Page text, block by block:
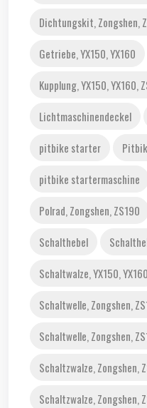
Dichtungskit, Zongshen,
Getriebe, YX150, YX160
Kupplung, YX150, YX160,
Lichtmaschinendeckel
pitbike starter
pitbike startermaschine
Polrad, Zongshen, ZS190
Schalthebel
Schaltwalze, YX150, YX160
Schaltwelle, Zongshen,
Schaltwelle, Zongshen,
Schaltzwalze, Zongshen,
Schaltzwalze, Zongshen,